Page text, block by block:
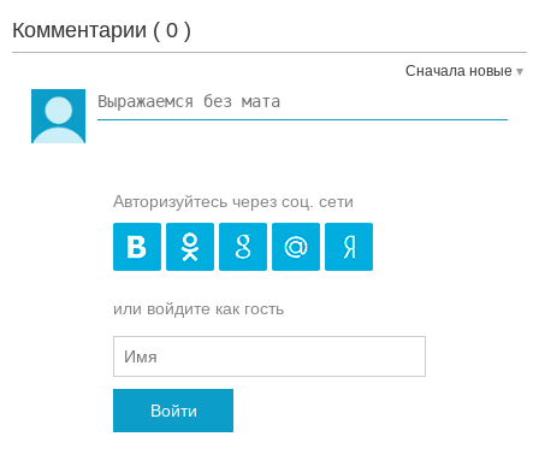
Комментарии ( 0 )
Сначала новые
Авторизуйтесь через соц. сети
или войдите как гость
Войти